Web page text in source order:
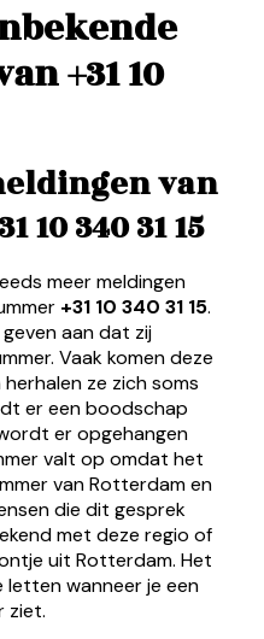
+31 10
van
10 340 31 15
meer meldingen
+31 10 340 31 15.
aan dat zij
Vaak komen deze
ze zich soms
er een boodschap
er opgehangen
valt op omdat het
van Rotterdam en
die dit gesprek
met deze regio of
uit Rotterdam. Het
letten wanneer je een
ziet.